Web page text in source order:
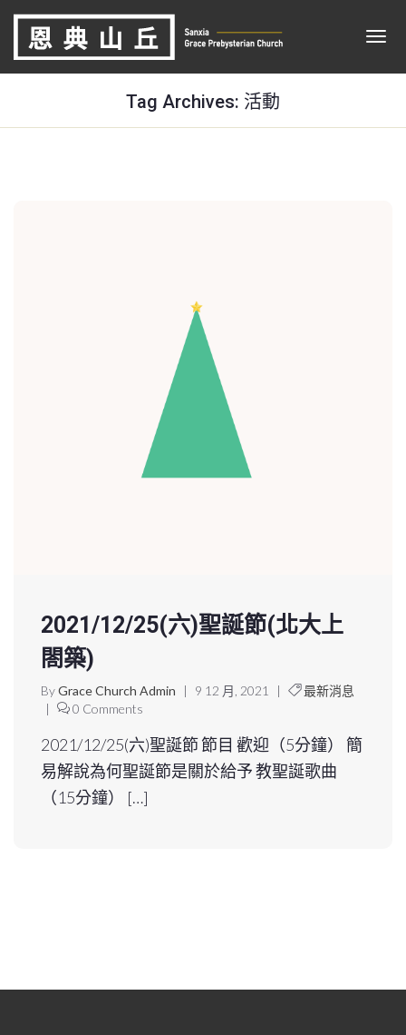
Tag Archives: 活動
2021/12/25(六)聖誕節(北大上
閤築)
ByGrace Church Admin | 9 12 月, 2021 |
最新消息
|
0 Comments
2021/12/25(六)聖誕節 節目 歡迎（5分鐘） 簡
易解說為何聖誕節是關於給予 教聖誕歌曲
（15分鐘） […]